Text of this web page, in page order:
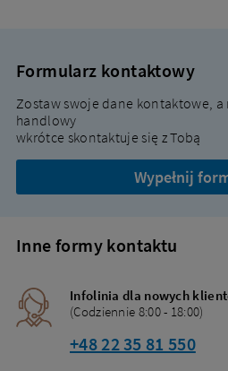
Formularz kontaktowy
Zostaw swoje dane kontaktowe, a
handlowy
wkrótce skontaktuje się z Tobą
Wypełnij
Inne formy kontaktu
Infolinia dla nowych
(Codziennie 8:00 - 18:00)
+48 22 35 81 550